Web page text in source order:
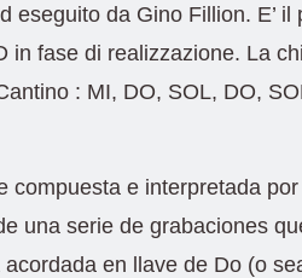
eseguito da Gino Fillion. E’ il
in fase di realizzazione. La
: MI, DO, SOL, DO,
compuesta e interpretada
una serie de grabaciones
en llave de Do (o